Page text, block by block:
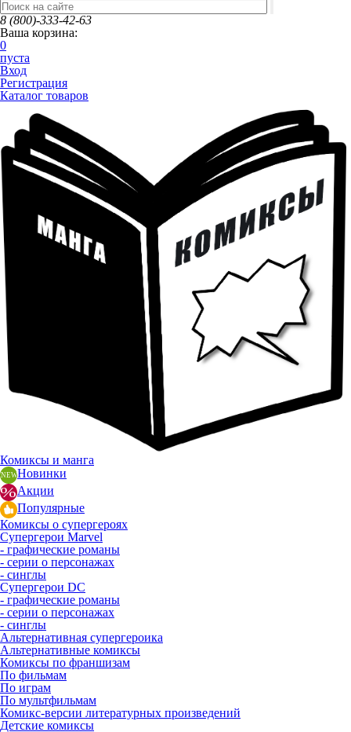
8 (800)-333-42-63
Ваша корзина:
0
пуста
Вход
Регистрация
Каталог товаров
Комиксы и манга
Новинки
Акции
Популярные
Комиксы о супергероях
Супергерои Marvel
- графические романы
- серии о персонажах
- синглы
Супергерои DC
- графические романы
- серии о персонажах
- синглы
Альтернативная супергероика
Альтернативные комиксы
Комиксы по франшизам
По фильмам
По играм
По мультфильмам
Комикс-версии литературных произведений
Детские комиксы